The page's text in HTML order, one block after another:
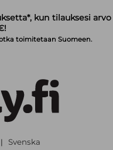
kun tilauksesi arvo
toimitetaan Suomeen.
| Svenska